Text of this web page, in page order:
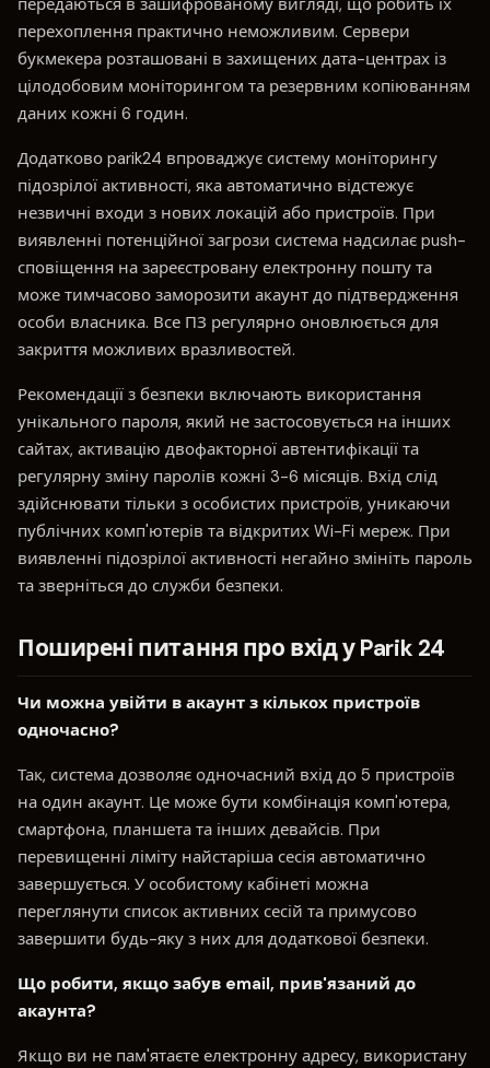
перехоплення практично неможливим. Сервери
букмекера розташовані в захищених дата-центрах із
цілодобовим моніторингом та резервним копіюванням
даних кожні 6 годин.
Додатково parik24 впроваджує систему моніторингу
підозрілої активності, яка автоматично відстежує
незвичні входи з нових локацій або пристроїв. При
виявленні потенційної загрози система надсилає push-
сповіщення на зареєстровану електронну пошту та
може тимчасово заморозити акаунт до підтвердження
особи власника. Все ПЗ регулярно оновлюється для
закриття можливих вразливостей.
Рекомендації з безпеки включають використання
унікального пароля, який не застосовується на інших
сайтах, активацію двофакторної автентифікації та
регулярну зміну паролів кожні 3-6 місяців. Вхід слід
здійснювати тільки з особистих пристроїв, уникаючи
публічних комп'ютерів та відкритих Wi-Fi мереж. При
виявленні підозрілої активності негайно змініть пароль
та зверніться до служби безпеки.
Поширені питання про вхід у Parik 24
Чи можна увійти в акаунт з кількох пристроїв
одночасно?
Так, система дозволяє одночасний вхід до 5 пристроїв
на один акаунт. Це може бути комбінація комп'ютера,
смартфона, планшета та інших девайсів. При
перевищенні ліміту найстаріша сесія автоматично
завершується. У особистому кабінеті можна
переглянути список активних сесій та примусово
завершити будь-яку з них для додаткової безпеки.
Що робити, якщо забув email, прив'язаний до
акаунта?
Якщо ви не пам'ятаєте електронну адресу, використану